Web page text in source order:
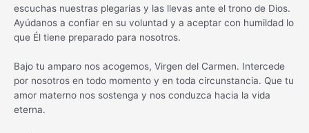
escuchas nuestras plegarias y las llevas ante el trono de Dios.
Ayúdanos a confiar en su voluntad y a aceptar con humildad lo
que Él tiene preparado para nosotros.
Bajo tu amparo nos acogemos, Virgen del Carmen. Intercede
por nosotros en todo momento y en toda circunstancia. Que tu
amor materno nos sostenga y nos conduzca hacia la vida
eterna.